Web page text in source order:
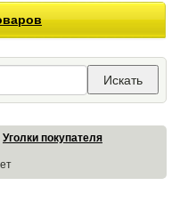
Искать
Уголки покупателя